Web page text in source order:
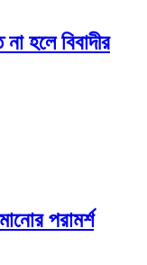
হলে বিবাদীর
পরামর্শ